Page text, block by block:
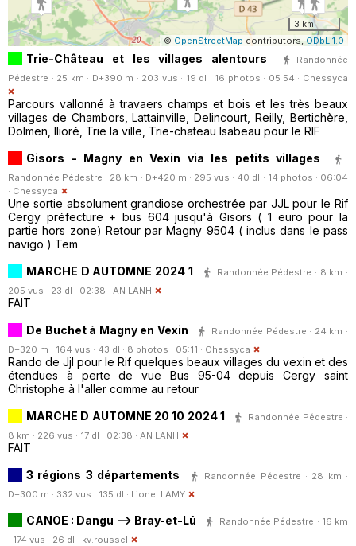
3 km
© OpenStreetMap contributors, ODbL 1.0
Trie-Château et les villages alentours
Randonnée
Pédestre · 25 km · D+390 m · 203 vus · 19 dl · 16 photos · 05:54 · Chessyca
Parcours vallonné à travaers champs et bois et les très beaux
villages de Chambors, Lattainville, Delincourt, Reilly, Bertichère,
Dolmen, Ilioré, Trie la ville, Trie-chateau Isabeau pour le RIF
Gisors - Magny en Vexin via les petits villages
Randonnée Pédestre · 28 km · D+420 m · 295 vus · 40 dl · 14 photos · 06:04
· Chessyca
Une sortie absolument grandiose orchestrée par JJL pour le Rif
Cergy préfecture + bus 604 jusqu'à Gisors ( 1 euro pour la
partie hors zone) Retour par Magny 9504 ( inclus dans le pass
navigo ) Tem
MARCHE D AUTOMNE 2024 1
Randonnée Pédestre · 8 km ·
205 vus · 23 dl · 02:38 · AN LANH
FAIT
De Buchet à Magny en Vexin
Randonnée Pédestre · 24 km ·
D+320 m · 164 vus · 43 dl · 8 photos · 05:11 · Chessyca
Rando de Jjl pour le Rif quelques beaux villages du vexin et des
étendues à perte de vue Bus 95-04 depuis Cergy saint
Christophe à l'aller comme au retour
MARCHE D AUTOMNE 20 10 2024 1
Randonnée Pédestre ·
8 km · 226 vus · 17 dl · 02:38 · AN LANH
FAIT
3 régions 3 départements
Randonnée Pédestre · 28 km ·
D+300 m · 332 vus · 135 dl · Lionel.LAMY
CANOE : Dangu --> Bray-et-Lû
Randonnée Pédestre · 16 km
· 174 vus · 26 dl · kv.roussel